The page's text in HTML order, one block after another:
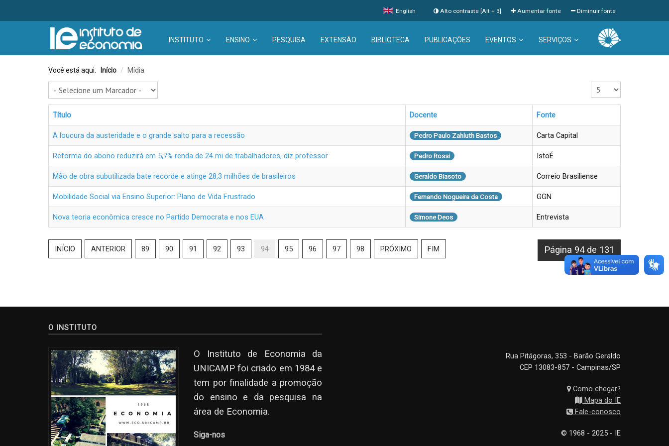
English Diminuir fonte
Aumentar fonte
Alto contraste [Alt + 3]
INSTITUTO ENSINO PESQUISA EXTENSÃO BIBLIOTECA PUBLICAÇÕES EVENTOS SERVIÇOS
Você está aqui: Início / Mídia
Exibir #
Título Docente Fonte
A loucura da austeridade e o grande salto para a recessão Pedro Paulo Zahluth Bastos Carta Capital
Reforma do abono reduzirá em 5,7% renda de 24 mi de trabalhadores, diz professor Pedro Rossi IstoÉ
Mão de obra subutilizada bate recorde e atinge 28,3 milhões de brasileiros Geraldo Biasoto Correio Brasiliense
Mobilidade Social via Ensino Superior: Plano de Vida Frustrado Fernando Nogueira da Costa GGN
Nova teoria econômica cresce no Partido Democrata e nos EUA Simone Deos Entrevista
Página 94 de 131
INÍCIO ANTERIOR 89 90 91 92 93 94 95 96 97 98 PRÓXIMO FIM
O INSTITUTO
O Instituto de Economia da
UNICAMP foi criado em 1984 e
tem por finalidade a promoção
do ensino e da pesquisa na
área de Economia.
Siga-nos
Rua Pitágoras, 353 - Barão Geraldo
CEP 13083-857 - Campinas/SP
Como chegar?
Mapa do IE
Fale-conosco
© 1968 - 2025 - IE